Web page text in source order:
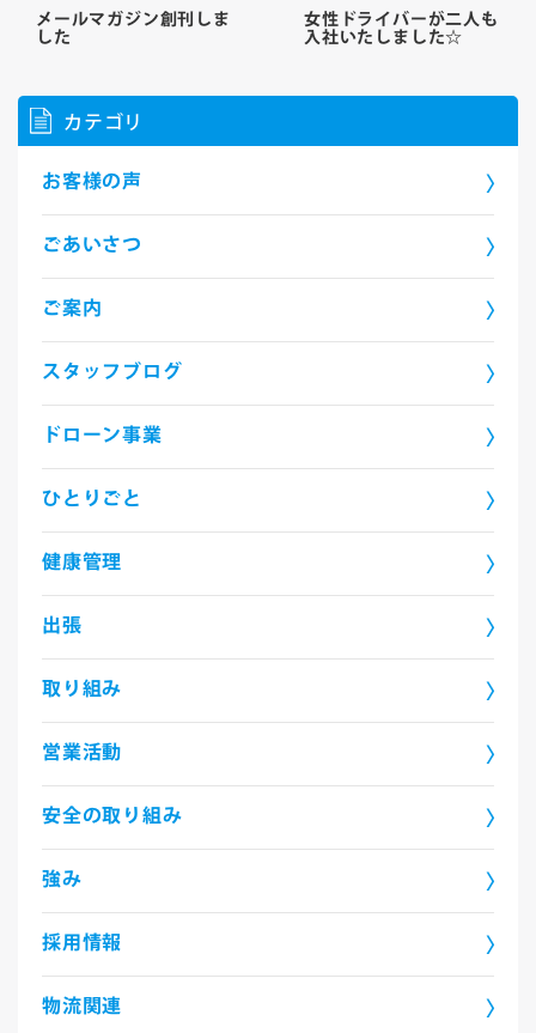
メールマガジン創刊しま
した
女性ドライバーが二人も
入社いたしました☆
カテゴリ
お客様の声
ごあいさつ
ご案内
スタッフブログ
ドローン事業
ひとりごと
健康管理
出張
取り組み
営業活動
安全の取り組み
強み
採用情報
物流関連